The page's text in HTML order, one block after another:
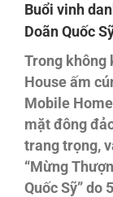
Buổi vinh
Doãn Quốc
Trong không
House ấm
Mobile
mặt đông
trang trọng,
“Mừng
Quốc Sỹ” do